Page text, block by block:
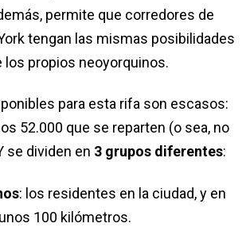
permite que corredores de
tengan las mismas posibilidades
los propios neoyorquinos.
para esta rifa son escasos:
52.000 que se reparten (o sea, no
se dividen en 3 grupos diferentes:
: los residentes en la ciudad, y en
100 kilómetros.